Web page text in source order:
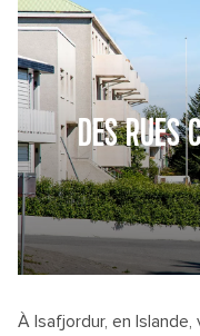
DES RUES
À Isafjordur, en